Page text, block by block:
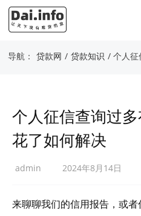
导航： 贷款网 / 贷款知识 / 个人征信
个人征信查询过
花了如何解决
admin 2024年8月14日
来聊聊我们的信用报告，或